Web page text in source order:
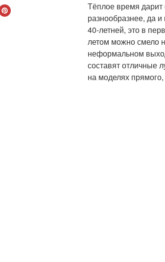
Тёплое время
разнообразнее, да
40-летней, это в
летом можно смело
неформальном
составят отличные
на моделях